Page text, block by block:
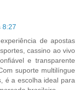
8:27
de apostas
cassino ao vivo
e transparente
suporte multilíngue
é a escolha ideal para